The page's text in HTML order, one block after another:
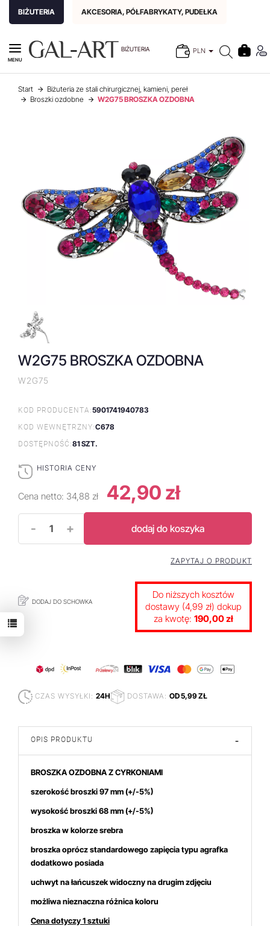
BIŻUTERIA AKCESORIA, PÓŁFABRYKATY, PUDEŁKA
BIŻUTERIA PLN
MENU
Start
Biżuteria ze stali chirurgicznej, kamieni, pereł
Broszki ozdobne
W2G75 BROSZKA OZDOBNA
W2G75 BROSZKA OZDOBNA
W2G75
KOD PRODUCENTA:5901741940783
KOD WEWNĘTRZNY:C678
DOSTĘPNOŚĆ:81 SZT.
HISTORIA CENY
Cena netto: 34,88 zł 42,90 zł
- + dodaj do koszyka
DODAJ DO SCHOWKA
ZAPYTAJ O PRODUKT
Do niższych kosztów
dostawy (4,99 zł) dokup
za kwotę: 190,00 zł
CZAS WYSYŁKI: 24H DOSTAWA: OD 5,99 ZŁ
OPIS PRODUKTU -
BROSZKA OZDOBNA Z CYRKONIAMI
szerokość broszki 97 mm(+/-5%)
wysokość broszki 68mm (+/-5%)
broszka w kolorze srebra
broszka oprócz standardowego zapięcia typu agrafka
dodatkowo posiada
uchwyt na łańcuszekwidoczny na drugim zdjęciu
możliwa nieznaczna różnica koloru
Cena dotyczy 1 sztuki